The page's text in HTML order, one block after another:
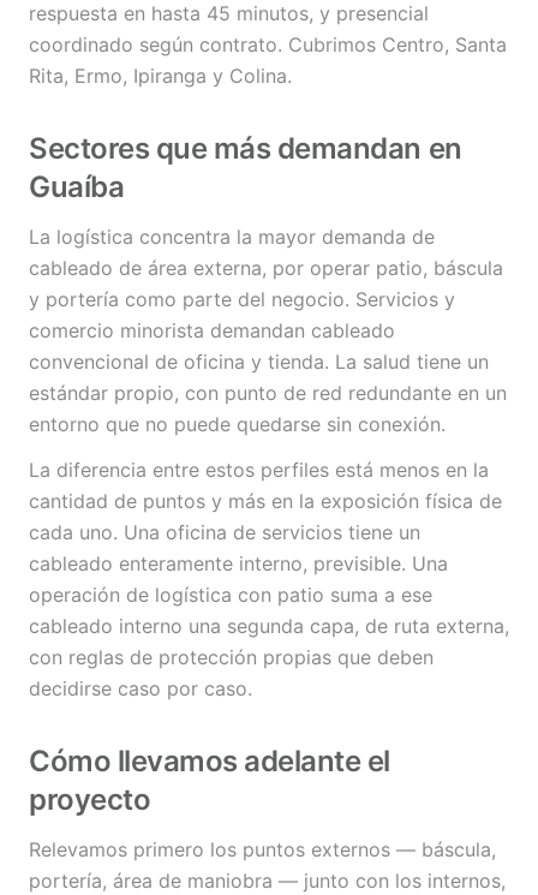
respuesta en hasta 45 minutos, y presencial
coordinado según contrato. Cubrimos Centro, Santa
Rita, Ermo, Ipiranga y Colina.
Sectores que más demandan en
Guaíba
La logística concentra la mayor demanda de
cableado de área externa, por operar patio, báscula
y portería como parte del negocio. Servicios y
comercio minorista demandan cableado
convencional de oficina y tienda. La salud tiene un
estándar propio, con punto de red redundante en un
entorno que no puede quedarse sin conexión.
La diferencia entre estos perfiles está menos en la
cantidad de puntos y más en la exposición física de
cada uno. Una oficina de servicios tiene un
cableado enteramente interno, previsible. Una
operación de logística con patio suma a ese
cableado interno una segunda capa, de ruta externa,
con reglas de protección propias que deben
decidirse caso por caso.
Cómo llevamos adelante el
proyecto
Relevamos primero los puntos externos — báscula,
portería, área de maniobra — junto con los internos,